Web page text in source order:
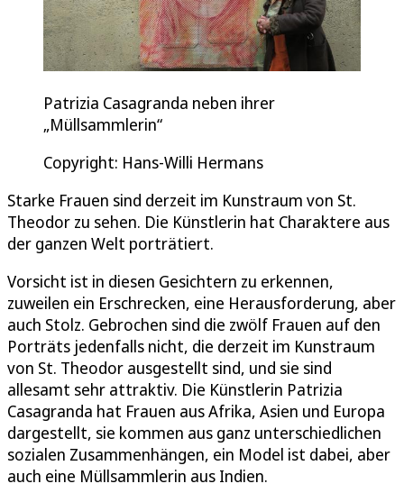
Patrizia Casagranda neben ihrer
„Müllsammlerin“
Copyright: Hans-Willi Hermans
Starke Frauen sind derzeit im Kunstraum von St.
Theodor zu sehen. Die Künstlerin hat Charaktere aus
der ganzen Welt porträtiert.
Vorsicht ist in diesen Gesichtern zu erkennen,
zuweilen ein Erschrecken, eine Herausforderung, aber
auch Stolz. Gebrochen sind die zwölf Frauen auf den
Porträts jedenfalls nicht, die derzeit im Kunstraum
von St. Theodor ausgestellt sind, und sie sind
allesamt sehr attraktiv. Die Künstlerin Patrizia
Casagranda hat Frauen aus Afrika, Asien und Europa
dargestellt, sie kommen aus ganz unterschiedlichen
sozialen Zusammenhängen, ein Model ist dabei, aber
auch eine Müllsammlerin aus Indien.